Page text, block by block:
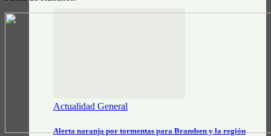
Actualidad General
Alerta naranja por tormentas para Brandsen y la región